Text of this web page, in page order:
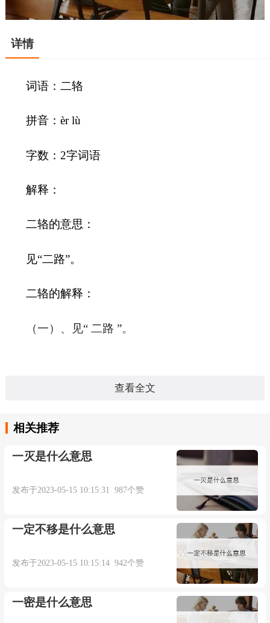
详情
词语：二辂
拼音：èr lù
字数：2字词语
解释：
二辂的意思：
见“二路”。
二辂的解释：
（一）、见“ 二路 ”。
本内容部分来源于网络，谨供免费学习使用，如有侵权，可
查看全文
相关推荐
一灭是什么意思
发布于2023-05-15 10:15:31 987个赞
一定不移是什么意思
发布于2023-05-15 10:15:14 942个赞
一密是什么意思